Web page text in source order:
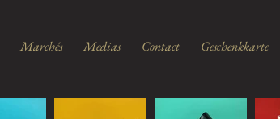
Marchés Medias Contact Geschenkkarte